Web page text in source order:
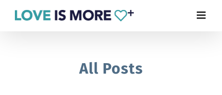
All Posts